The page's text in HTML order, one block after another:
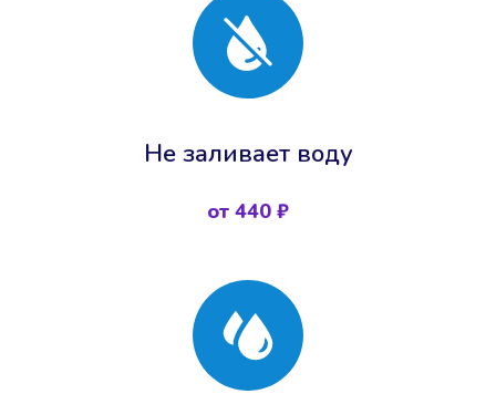
Не заливает воду
от 440 ₽